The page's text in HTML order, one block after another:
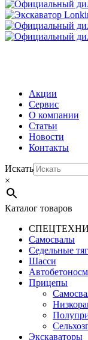
Акции
Сервис
О компании
Статьи
Новости
Контакты
Искать
×
Каталог товаров
Самосвалы
Седельные
Шасси
Прицепы
Экскаваторы